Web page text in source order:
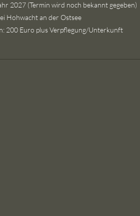
2027 (Termin wird noch bekannt gegeben)
Hohwacht an der Ostsee
200 Euro plus Verpflegung/Unterkunft